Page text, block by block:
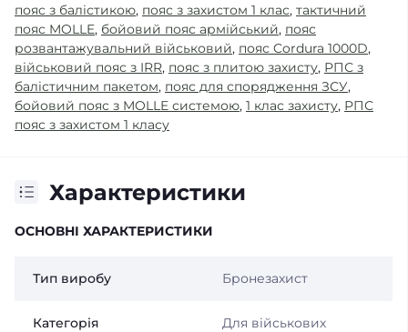
пояс з балістикою, пояс з захистом 1 клас, тактичний
пояс MOLLE, бойовий пояс армійський, пояс
розвантажувальний військовий, пояс Cordura 1000D,
військовий пояс з IRR, пояс з плитою захисту, РПС з
балістичним пакетом, пояс для спорядження ЗСУ,
бойовий пояс з MOLLE системою, 1 клас захисту, РПС
пояс з захистом 1 класу
Характеристики
ОСНОВНІ ХАРАКТЕРИСТИКИ
Тип виробу Бронезахист
Категорія Для військових